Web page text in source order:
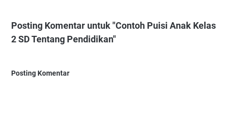
Posting Komentar untuk "Contoh Puisi Anak Kelas
2 SD Tentang Pendidikan"
Posting Komentar